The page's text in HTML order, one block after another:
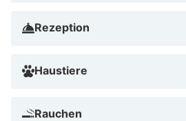
Rezeption
Haustiere
Rauchen